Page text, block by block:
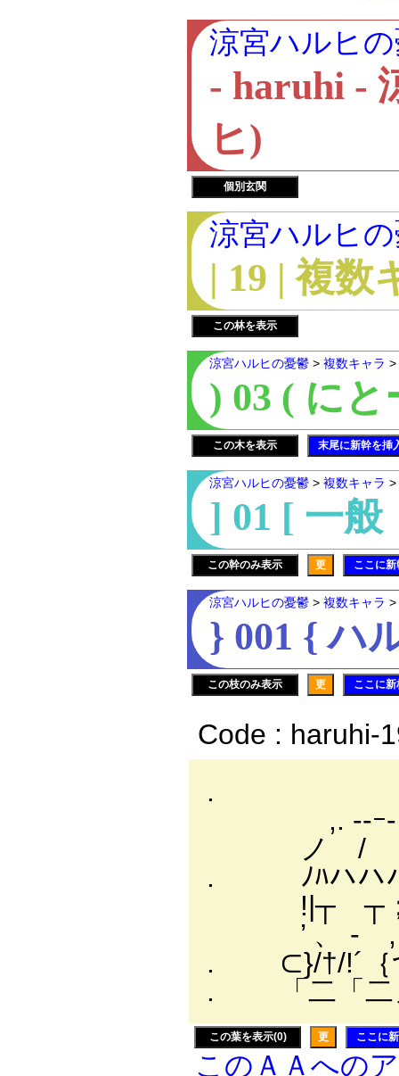
涼宮ハルヒ
- haruhi -
ヒ)
個別玄関
涼宮ハルヒ
| 19 | 複数
この林を表示
涼宮ハルヒの憂鬱 > 複数キャラ >
) 03 ( にと
この木を表示 末尾に新幹を挿
涼宮ハルヒの憂鬱 > 複数キャラ >
] 01 [ 一般
この幹のみ表示 更 ここに
涼宮ハルヒの憂鬱 > 複数キャラ >
} 001 { ハ
この枝のみ表示 更 ここに
Code : haruhi-
. , -
,. ‐-ｰ-
ノ / ヽ.
. ﾉﾊハハハ
!|┬ ┬；iﾘ
’ 、 - ,ノ
. ⊂}/†/!´
. 「二「
この葉を表示(0) 更 ここに
このＡＡへの